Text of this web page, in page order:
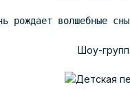
рождает волшебные
Шоу-